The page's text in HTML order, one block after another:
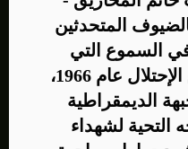
المتحدثين
السموع التي
شهدت أول مواجهة مع الإحتلال عام 1966،
الديمقراطية
التحية لشهداء